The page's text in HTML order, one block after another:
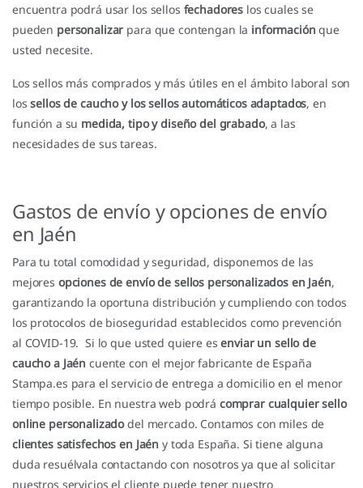
encuentra podrá usar los sellos fechadores los cuales se
pueden personalizar para que contengan la información que
usted necesite.
Los sellos más comprados y más útiles en el ámbito laboral son
lossellos de caucho y los sellos automáticos adaptados, en
función a su medida, tipo y diseño del grabado, a las
necesidades de sus tareas.
Gastos de envío y opciones de envío
en Jaén
Para tu total comodidad y seguridad, disponemos de las
mejores opciones de envío de sellos personalizados en Jaén,
garantizando la oportuna distribución y cumpliendo con todos
los protocolos de bioseguridad establecidos como prevención
al COVID-19. Si lo que usted quiere esenviar un sello de
caucho a Jaén cuente con el mejor fabricante de España
Stampa.es para el servicio de entrega a domicilio en el menor
tiempo posible. En nuestra web podrá comprar cualquier sello
online personalizadodel mercado. Contamos con miles de
clientes satisfechos en Jaén y toda España. Si tiene alguna
duda resuélvala contactando con nosotros ya que al solicitar
nuestros servicios el cliente puede tener nuestro